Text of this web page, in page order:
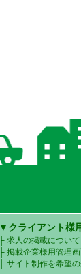
▼クライアント様
求人の掲載について
掲載企業様用管理
サイト制作を希望